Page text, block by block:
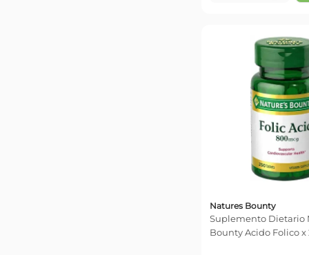
Natures Bounty
Suplemento Dietario
Bounty Acido Folico x